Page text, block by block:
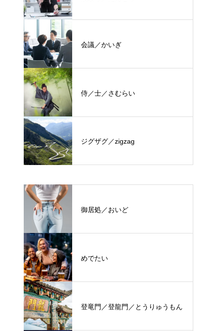
会議／かいぎ
侍／士／さむらい
ジグザグ／zigzag
御居処／おいど
めでたい
登竜門／登龍門／とうりゅうもん